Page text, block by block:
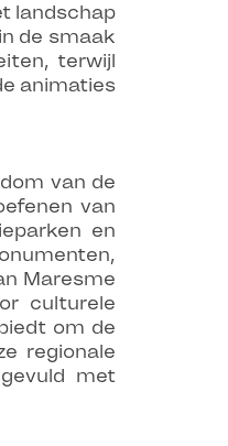
landschap
de smaak
terwijl
animaties
van de
van
en
Maresme
culturele
om de
regionale
met